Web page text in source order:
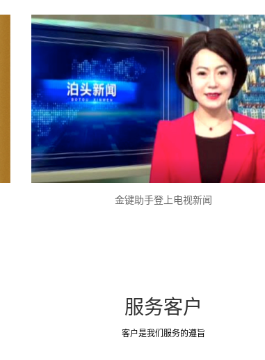
金键助手登上电视新闻
服务客户
客户是我们服务的遵旨